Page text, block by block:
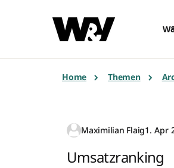
Home Themen
Maximilian Flaig1. Apr
Umsatzranking